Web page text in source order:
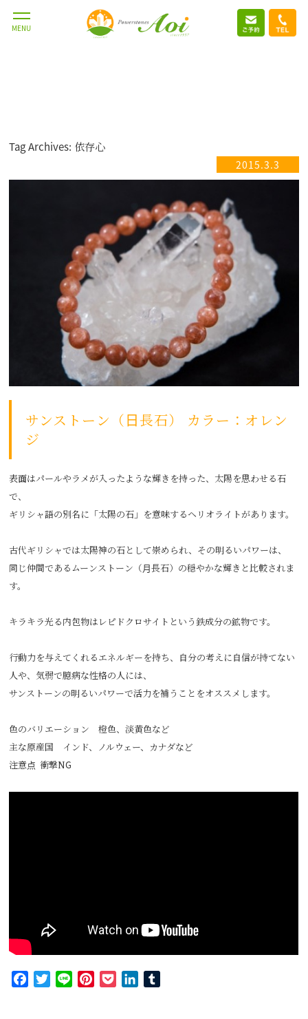
MENU
Tag Archives: 依存心
2015.3.3
サンストーン（日長石） カラー：オレン
ジ
表面はパールやラメが入ったような輝きを持った、太陽を思わせる石
で、
ギリシャ語の別名に「太陽の石」を意味するヘリオライトがあります。
古代ギリシャでは太陽神の石として崇められ、その明るいパワーは、
同じ仲間であるムーンストーン（月長石）の穏やかな輝きと比較されま
す。
キラキラ光る内包物はレピドクロサイトという鉄成分の鉱物です。
行動力を与えてくれるエネルギーを持ち、自分の考えに自信が持てない
人や、気弱で臆病な性格の人には、
サンストーンの明るいパワーで活力を補うことをオススメします。
色のバリエーション 橙色、淡黄色など
主な原産国 インド、ノルウェー、カナダなど
注意点 衝撃NG
FacebookTwitterLine PinterestPocketLinkedIn